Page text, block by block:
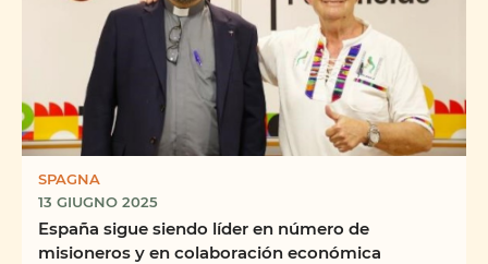
SPAGNA
13 GIUGNO 2025
España sigue siendo líder en número de
misioneros y en colaboración económica